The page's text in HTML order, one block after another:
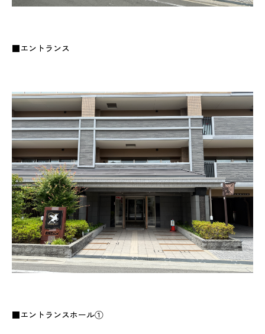
■エントランス
■エントランスホール①